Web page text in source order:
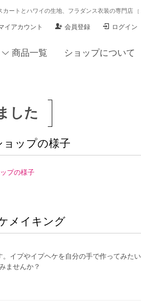
カートとハワイの生地、フラダンス衣装の専門店
イアカウント 会員登録 ログイン
商品一覧 ショップについて
した
ョップの様子
メイキング
イプやイプヘケを自分の手で作ってみた
ませんか？